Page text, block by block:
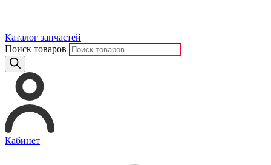
Каталог запчастей
Поиск товаров
Кабинет